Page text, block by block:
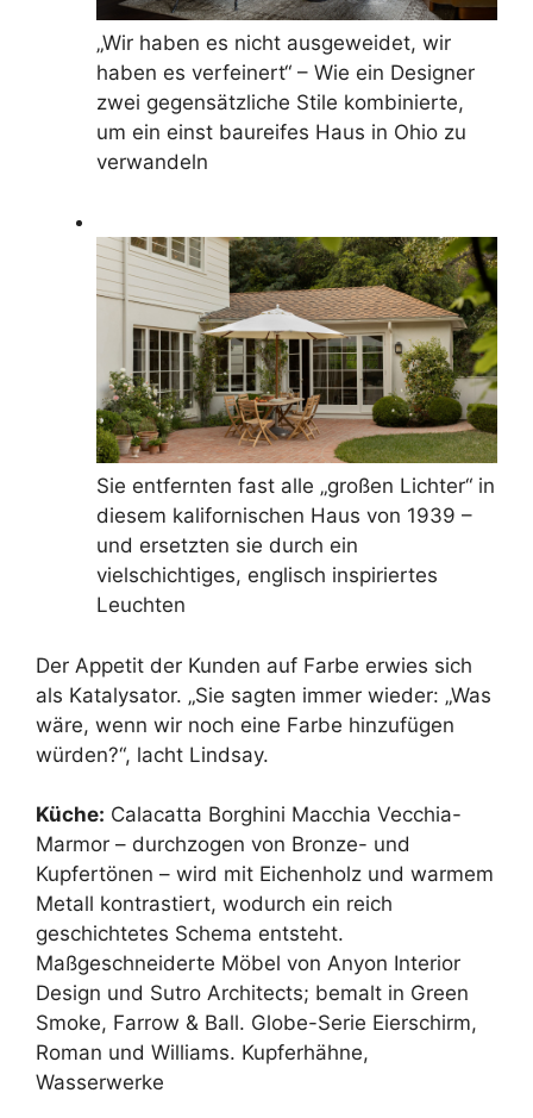
„Wir haben es nicht ausgeweidet, wir
haben es verfeinert“ – Wie ein Designer
zwei gegensätzliche Stile kombinierte,
um ein einst baureifes Haus in Ohio zu
verwandeln
Sie entfernten fast alle „großen Lichter“ in
diesem kalifornischen Haus von 1939 –
und ersetzten sie durch ein
vielschichtiges, englisch inspiriertes
Leuchten
Der Appetit der Kunden auf Farbe erwies sich
als Katalysator. „Sie sagten immer wieder: „Was
wäre, wenn wir noch eine Farbe hinzufügen
würden?“, lacht Lindsay.
Küche: Calacatta Borghini Macchia Vecchia-
Marmor – durchzogen von Bronze- und
Kupfertönen – wird mit Eichenholz und warmem
Metall kontrastiert, wodurch ein reich
geschichtetes Schema entsteht.
Maßgeschneiderte Möbel von Anyon Interior
Design und Sutro Architects; bemalt in Green
Smoke, Farrow & Ball. Globe-Serie Eierschirm,
Roman und Williams. Kupferhähne,
Wasserwerke